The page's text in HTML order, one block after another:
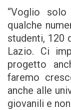
“Voglio
qualche
studenti, 120
Lazio. Ci
progetto
faremo
anche alle
giovanili e